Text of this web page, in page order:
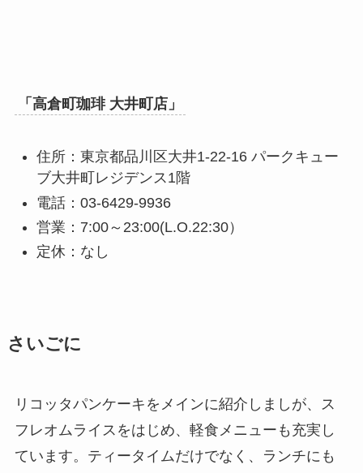
「 高倉町珈琲 大井町店」
住所：東京都品川区大井1-22-16 パークキュー
ブ大井町レジデンス1階
電話：03-6429-9936
営業：7:00～23:00(L.O.22:30）
定休：なし
さいごに
リコッタパンケーキをメインに紹介しましが、ス
フレオムライスをはじめ、軽食メニューも充実し
ています。ティータイムだけでなく、ランチにも